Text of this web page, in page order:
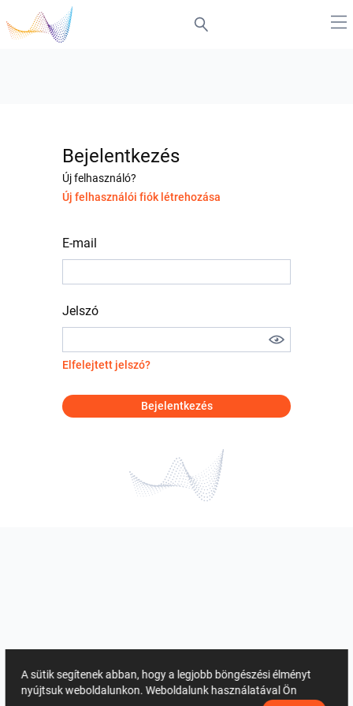
Bejelentkezés
Új felhasználó?
Új felhasználói fiók létrehozása
E-mail
Jelszó
Elfelejtett jelszó?
Bejelentkezés
A sütik segítenek abban, hogy a legjobb böngészési élményt
nyújtsuk weboldalunkon. Weboldalunk használatával Ön